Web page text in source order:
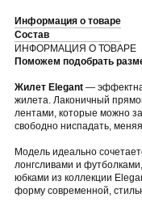
Информация о товаре
Состав
ИНФОРМАЦИЯ О ТОВАРЕ
Поможем подобрать
Жилет Elegant —
жилета. Лаконичный
лентами, которые можно
свободно ниспадать,
Модель идеально
лонгсливами и
юбками из коллекции
форму современной,